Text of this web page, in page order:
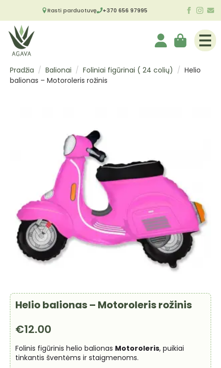
Rasti parduotuvę +370 656 97995
Pradžia Balionai Foliniai figūrinai ( 24 colių)
Helio
balionas – Motoroleris rožinis
Helio balionas – Motoroleris rožinis
€12.00
Folinis figūrinis helio balionas Motoroleris, puikiai
tinkantis šventėms ir staigmenoms.